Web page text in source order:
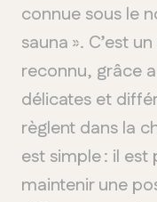
connue sous le
sauna ». C’est
reconnu, grâce
délicates et
règlent dans la
est simple : il
maintenir une